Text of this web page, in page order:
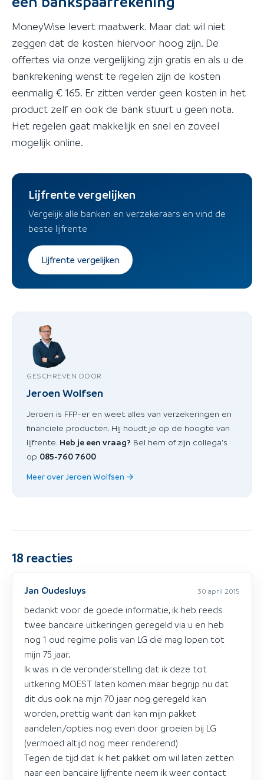
MoneyWise levert maatwerk. Maar dat wil niet
zeggen dat de kosten hiervoor hoog zijn. De
offertes via onze vergelijking zijn gratis en als u de
bankrekening wenst te regelen zijn de kosten
eenmalig € 165. Er zitten verder geen kosten in het
product zelf en ook de bank stuurt u geen nota.
Het regelen gaat makkelijk en snel en zoveel
mogelijk online.
Lijfrente vergelijken
Vergelijk alle banken en verzekeraars en vind de
beste lijfrente
Lijfrente vergelijken
GESCHREVEN DOOR
Jeroen Wolfsen
Jeroen is FFP-er en weet alles van verzekeringen en
financiele producten. Hij houdt je op de hoogte van
lijfrente. Heb je een vraag? Bel hem of zijn collega's
op 085-760 7600
Meer over Jeroen Wolfsen →
18 reacties
Jan Oudesluys 30 april 2015
bedankt voor de goede informatie, ik heb reeds
twee bancaire uitkeringen geregeld via u en heb
nog 1 oud regime polis van LG die mag lopen tot
mijn 75 jaar.
Ik was in de veronderstelling dat ik deze tot
uitkering MOEST laten komen maar begrijp nu dat
dit dus ook na mijn 70 jaar nog geregeld kan
worden, prettig want dan kan mijn pakket
aandelen/opties nog even door groeien bij LG
(vermoed altijd nog meer renderend)
Tegen de tijd dat ik het pakket om wil laten zetten
naar een bancaire lijfrente neem ik weer contact